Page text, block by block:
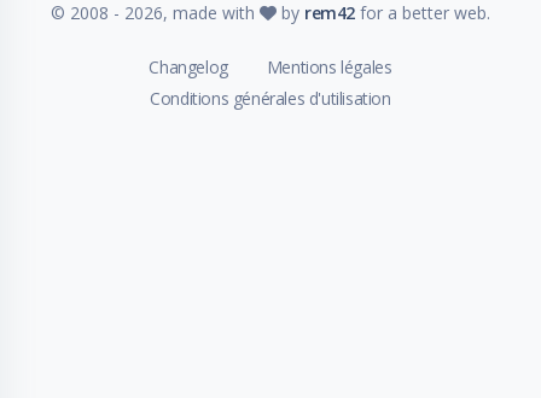
© 2008 - 2026, made with by rem42 for a better web.
Changelog
Mentions légales
Conditions générales d'utilisation